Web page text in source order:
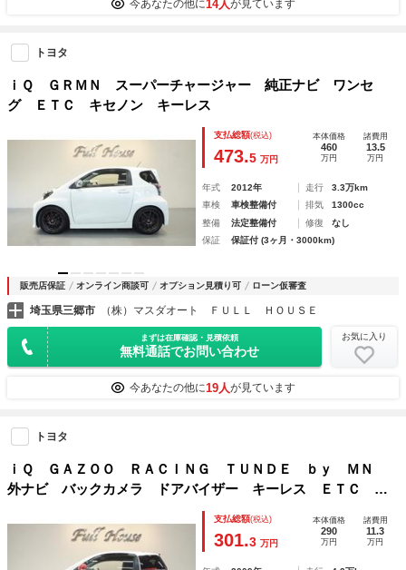
今あなたの他に14人が見ています
トヨタ
ｉＱ ＧＲＭＮ スーパーチャージャー 純正ナビ ワンセ
グ ＥＴＣ キセノン キーレス
支払総額(税込)
473.5 万円
本体価格
460
万円
諸費用
13.5
万円
年式 2012年 走行
3.3万km
車検
車検整備付 排気
1300cc
整備
法定整備付 修復
なし
保証
保証付 (3ヶ月・3000km)
販売店保証 オンライン商談可 オプション見積り可 ローン仮審査
埼玉県三郷市 （株）マスダオート ＦＵＬＬ ＨＯＵＳＥ
まずは在庫確認・見積依頼
無料通話でお問い合わせ
お気に入り
今あなたの他に19人が見ています
トヨタ
ｉＱ ＧＡＺＯＯ ＲＡＣＩＮＧ ＴＵＮＤＥ ｂｙ ＭＮ
外ナビ バックカメラ ドアバイザー キーレス ＥＴＣ Ｖ
支払総額(税込)
301.3 万円
本体価格
290
万円
諸費用
11.3
万円